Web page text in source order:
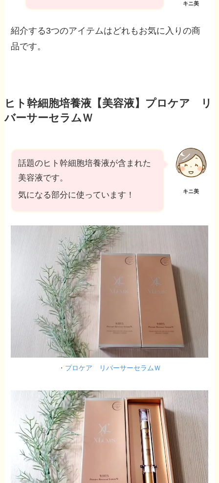
キニ美
紹介する3つのアイテムはどれもお気に入りの商
品です。
ヒト幹細胞培養液【美容液】プロケア リ
バーサーセラムＷ
キニ美
話題のヒト幹細胞培養液が含まれた
美容液です。
気になる部分に使っています！
・ プロケア リバーサーセラムＷ